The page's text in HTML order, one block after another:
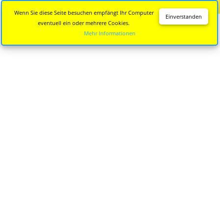
Einverstanden
Wenn Sie diese Seite besuchen empfängt Ihr Computer
eventuell ein oder mehrere Cookies.
Mehr Informationen